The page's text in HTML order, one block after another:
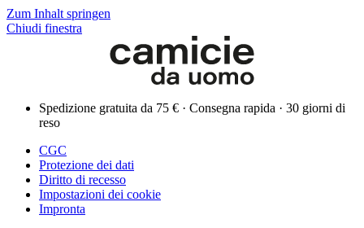
Zum Inhalt springen
Chiudi finestra
Spedizione gratuita da 75 € · Consegna rapida · 30 giorni di
reso
CGC
Protezione dei dati
Diritto di recesso
Impostazioni dei cookie
Impronta